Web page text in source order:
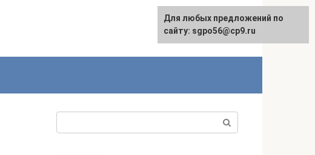
English
Для любых предложений по
сайту: sgpo56@cp9.ru